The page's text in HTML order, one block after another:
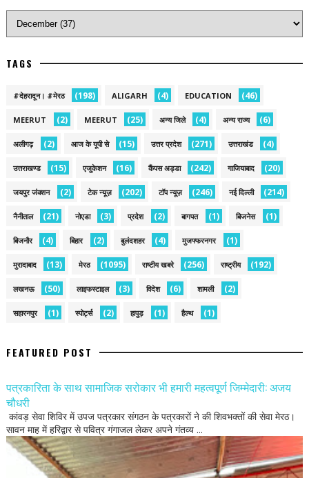
TAGS
#देहरादून। #मेरठ (198) ALIGARH (4) EDUCATION (46)
MEERUT (2) MEERUT (25) अन्य जिले (4) अन्य राज्य (6)
अलीगढ़ (2) आज के यूपी से (15) उत्तर प्रदेश (271) उत्तराखंड (4)
उत्तराखण्ड (15) एजुकेशन (16) कैंपस अड्डा (242) गाजियाबाद (20)
जयपुर जंक्शन (2) टेक न्यूज़ (202) टॉप न्यूज़ (246) नई द‍िल्ली (214)
नैनीताल (21) नोएडा (3) प्रदेश (2) बागपत (1) बिजनेस (1)
बिजनौर (4) बिहार (2) बुलंदशहर (4) मुजफ्फरनगर (1)
मुरादाबाद (13) मेरठ (1095) राष्टीय खबरे (256) राष्ट्रीय (192)
लखनऊ (50) लाइफस्टाइल (3) विदेश (6) शामली (2)
सहारनपुर (1) स्पोर्ट्स (2) हापुड़ (1) हैल्थ (1)
FEATURED POST
पत्रकारिता के साथ सामाजिक सरोकार भी हमारी महत्वपूर्ण जिम्मेदारी: अजय
चौधरी
कांवड़ सेवा शिविर में उपज पत्रकार संगठन के पत्रकारों ने की शिवभक्तों की सेवा मेरठ।
सावन माह में हरिद्वार से पवित्र गंगाजल लेकर अपने गंतव्य ...